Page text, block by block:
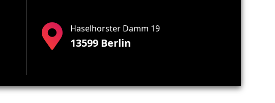
Haselhorster Damm 19
13599 Berlin